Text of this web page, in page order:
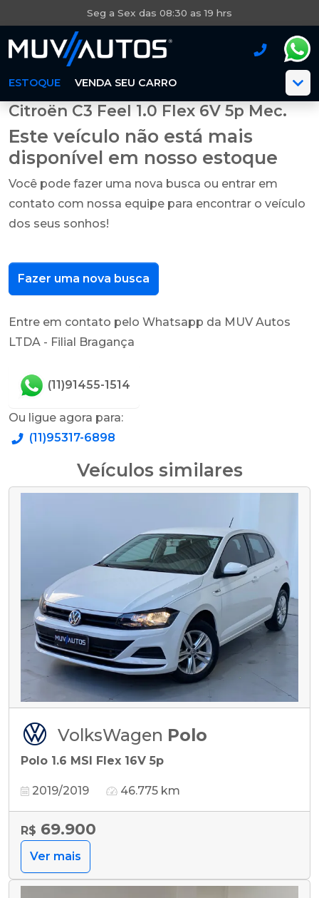
Seg a Sex das 08:30 as 19 hrs
ESTOQUE VENDA SEU CARRO
Citroën C3 Feel 1.0 Flex 6V 5p Mec.
Este veículo não está mais
disponível em nosso estoque
Você pode fazer uma nova busca ou entrar em
contato com nossa equipe para encontrar o veículo
dos seus sonhos!
Fazer uma nova busca
Entre em contato pelo Whatsapp da MUV Autos
LTDA - Filial Bragança
(11)91455-1514
Ou ligue agora para:
(11)95317-6898
Veículos similares
VolksWagen Polo
Polo 1.6 MSI Flex 16V 5p
2019/2019 46.775 km
R$ 69.900
Ver mais